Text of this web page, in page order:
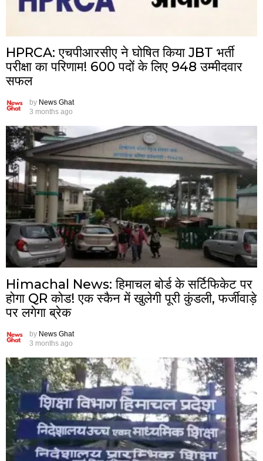
HPRCA: एचपीआरसीए ने घोषित किया JBT भर्ती
परीक्षा का परिणाम! 600 पदों के लिए 948 उम्मीदवार
सफल
by News Ghat
3 months ago
Himachal News: हिमाचल बोर्ड के सर्टिफिकेट पर
होगा QR कोड! एक स्कैन में खुलेगी पूरी कुंडली, फर्जीवाड़े
पर लगेगा ब्रेक
by News Ghat
3 months ago